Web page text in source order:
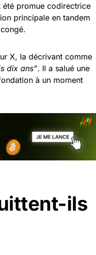
été promue codirectrice
principale en tandem
X, la décrivant comme
dix ans”. Il a salué une
à un moment
ils